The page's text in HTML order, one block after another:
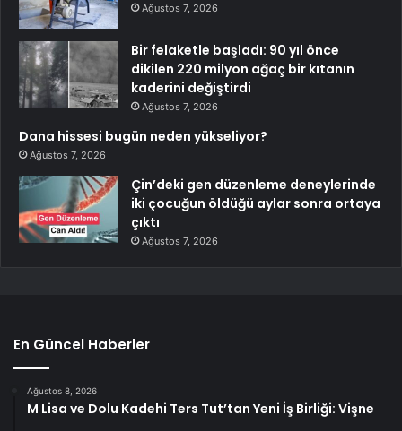
Ağustos 7, 2026
Bir felaketle başladı: 90 yıl önce
dikilen 220 milyon ağaç bir kıtanın
kaderini değiştirdi
Ağustos 7, 2026
Dana hissesi bugün neden yükseliyor?
Ağustos 7, 2026
Çin’deki gen düzenleme deneylerinde
iki çocuğun öldüğü aylar sonra ortaya
çıktı
Ağustos 7, 2026
En Güncel Haberler
Ağustos 8, 2026
M Lisa ve Dolu Kadehi Ters Tut’tan Yeni İş Birliği: Vişne